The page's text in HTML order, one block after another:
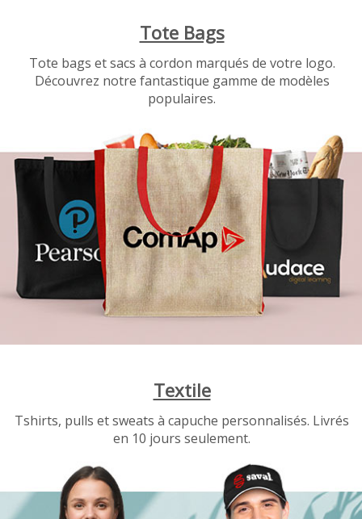
Tote Bags
Tote bags et sacs à cordon marqués de votre logo.
Découvrez notre fantastique gamme de modèles
populaires.
Textile
Tshirts, pulls et sweats à capuche personnalisés. Livrés
en 10 jours seulement.